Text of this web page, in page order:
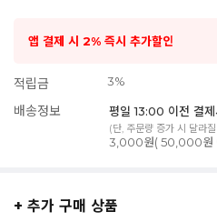
앱 결제 시 2% 즉시 추가할인
적립금 3%
배송정보 평일 13:00 이전 결제
(단, 주문량 증가 시 달라
3,000원( 50,000원
+ 추가 구매 상품